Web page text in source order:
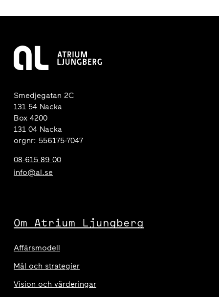
Smedjegatan 2C
131 54 Nacka
Box 4200
131 04 Nacka
orgnr: 556175-7047
08-615 89 00
info@al.se
Om Atrium Ljungberg
Affärsmodell
Mål och strategier
Vision och värderingar